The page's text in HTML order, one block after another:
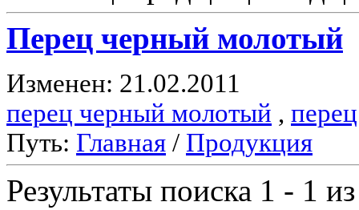
Перец черный молотый
Изменен: 21.02.2011
перец черный молотый , перец
Путь: Главная / Продукция
Результаты поиска 1 - 1